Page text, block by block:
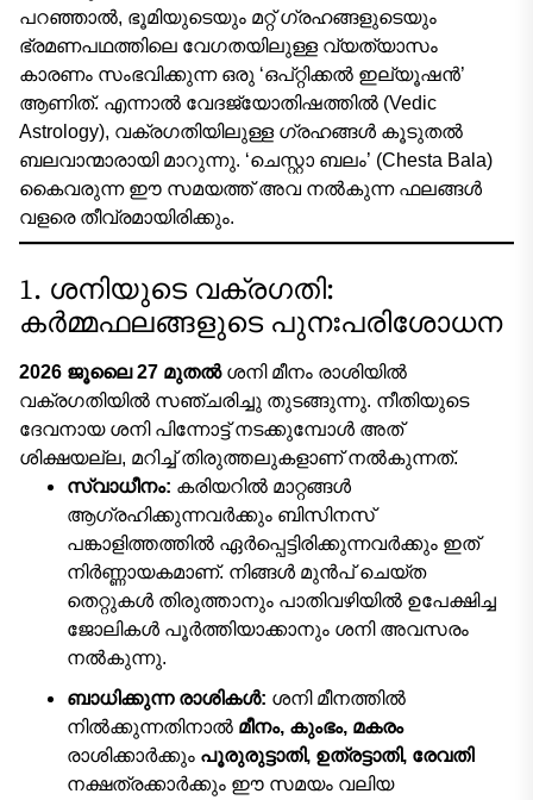
പറഞ്ഞാൽ, ഭൂമിയുടെയും മറ്റ് ഗ്രഹങ്ങളുടെയും
ഭ്രമണപഥത്തിലെ വേഗതയിലുള്ള വ്യത്യാസം
കാരണം സംഭവിക്കുന്ന ഒരു ‘ഒപ്റ്റിക്കൽ ഇല്യൂഷൻ’
ആണിത്. എന്നാൽ വേദജ്യോതിഷത്തിൽ (Vedic
Astrology), വക്രഗതിയിലുള്ള ഗ്രഹങ്ങൾ കൂടുതൽ
ബലവാന്മാരായി മാറുന്നു. ‘ചെസ്റ്റാ ബലം’ (Chesta Bala)
കൈവരുന്ന ഈ സമയത്ത് അവ നൽകുന്ന ഫലങ്ങൾ
വളരെ തീവ്രമായിരിക്കും.
1. ശനിയുടെ വക്രഗതി:
കർമ്മഫലങ്ങളുടെ പുനഃപരിശോധന
2026 ജൂലൈ 27 മുതൽശനി മീനം രാശിയിൽ
വക്രഗതിയിൽ സഞ്ചരിച്ചു തുടങ്ങുന്നു. നീതിയുടെ
ദേവനായ ശനി പിന്നോട്ട് നടക്കുമ്പോൾ അത്
ശിക്ഷയല്ല, മറിച്ച് തിരുത്തലുകളാണ് നൽകുന്നത്.
സ്വാധീനം: കരിയറിൽ മാറ്റങ്ങൾ
ആഗ്രഹിക്കുന്നവർക്കും ബിസിനസ്
പങ്കാളിത്തത്തിൽ ഏർപ്പെട്ടിരിക്കുന്നവർക്കും ഇത്
നിർണ്ണായകമാണ്. നിങ്ങൾ മുൻപ് ചെയ്ത
തെറ്റുകൾ തിരുത്താനും പാതിവഴിയിൽ ഉപേക്ഷിച്ച
ജോലികൾ പൂർത്തിയാക്കാനും ശനി അവസരം
നൽകുന്നു.
ബാധിക്കുന്ന രാശികൾ: ശനി മീനത്തിൽ
നിൽക്കുന്നതിനാൽ മീനം, കുംഭം, മകരം
രാശിക്കാർക്കും പൂരുരുട്ടാതി, ഉത്രട്ടാതി, രേവതി
നക്ഷത്രക്കാർക്കും ഈ സമയം വലിയ